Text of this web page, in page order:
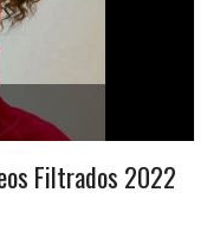
Filtrados 2022